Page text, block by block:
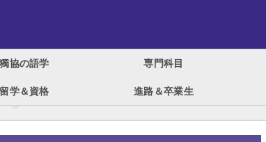
獨協の語学 専門科目
留学＆資格 進路＆卒業生
ホーム>News＆Topics